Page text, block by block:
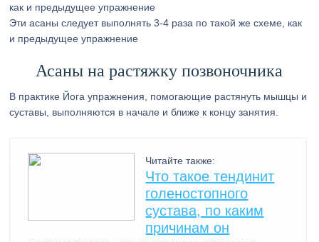
Эти асаны следует выполнять 3-4 раза по такой же схеме, как
и предыдущее упражнение
Асаны на растяжку позвоночника
В практике Йога упражнения, помогающие растянуть мышцы и
суставы, выполняются в начале и ближе к концу занятия.
Читайте также:
Что такое тендинит
голеностопного
сустава, по каким
причинам он